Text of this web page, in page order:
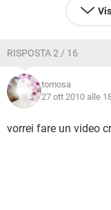
RISPOSTA 2 / 16
tomosa
27 ott 2010 alle
vorrei fare un video